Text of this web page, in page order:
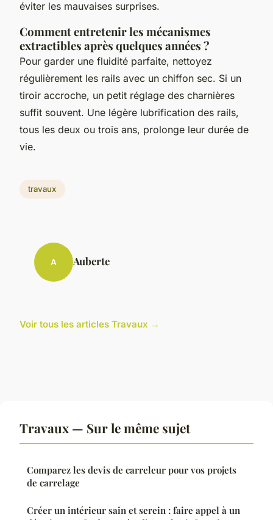
éviter les mauvaises surprises.
Comment entretenir les mécanismes
extractibles après quelques années ?
Pour garder une fluidité parfaite, nettoyez
régulièrement les rails avec un chiffon sec. Si un
tiroir accroche, un petit réglage des charnières
suffit souvent. Une légère lubrification des rails,
tous les deux ou trois ans, prolonge leur durée de
vie.
travaux
A Auberte
Voir tous les articles Travaux →
Travaux — Sur le même sujet
Comparez les devis de carreleur pour vos projets
de carrelage
Créer un intérieur sain et serein : faire appel à un